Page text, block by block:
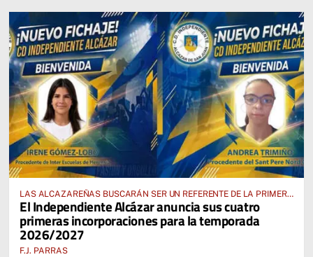
LAS ALCAZAREÑAS BUSCARÁN SER UN REFERENTE DE LA PRIMERA
AUTONÓMICA PREFERENTE FEMENINA
El Independiente Alcázar anuncia sus cuatro
primeras incorporaciones para la temporada
2026/2027
F.J. PARRAS